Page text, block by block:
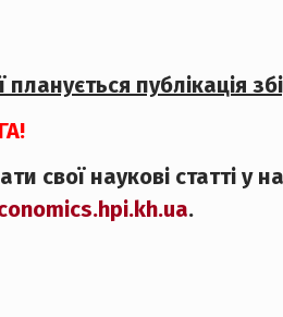
публікація
свої наукові статті
.